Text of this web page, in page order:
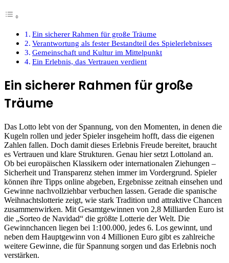
Ein sicherer Rahmen für große Träume
Verantwortung als fester Bestandteil des Spielerlebnisses
Gemeinschaft und Kultur im Mittelpunkt
Ein Erlebnis, das Vertrauen verdient
Ein sicherer Rahmen für große
Träume
Das Lotto lebt von der Spannung, von den Momenten, in denen die
Kugeln rollen und jeder Spieler insgeheim hofft, dass die eigenen
Zahlen fallen. Doch damit dieses Erlebnis Freude bereitet, braucht
es Vertrauen und klare Strukturen. Genau hier setzt Lottoland an.
Ob bei europäischen Klassikern oder internationalen Ziehungen –
Sicherheit und Transparenz stehen immer im Vordergrund. Spieler
können ihre Tipps online abgeben, Ergebnisse zeitnah einsehen und
Gewinne nachvollziehbar verbuchen lassen. Gerade die spanische
Weihnachtslotterie zeigt, wie stark Tradition und attraktive Chancen
zusammenwirken. Mit Gesamtgewinnen von 2,8 Milliarden Euro ist
die „Sorteo de Navidad“ die größte Lotterie der Welt. Die
Gewinnchancen liegen bei 1:100.000, jedes 6. Los gewinnt, und
neben dem Hauptgewinn von 4 Millionen Euro gibt es zahlreiche
weitere Gewinne, die für Spannung sorgen und das Erlebnis noch
verstärken.